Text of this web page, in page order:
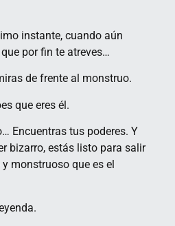
instante, cuando aún
por fin te atreves…
de frente al monstruo.
que eres él.
Encuentras tus poderes. Y
bizarro, estás listo para salir
monstruoso que es el